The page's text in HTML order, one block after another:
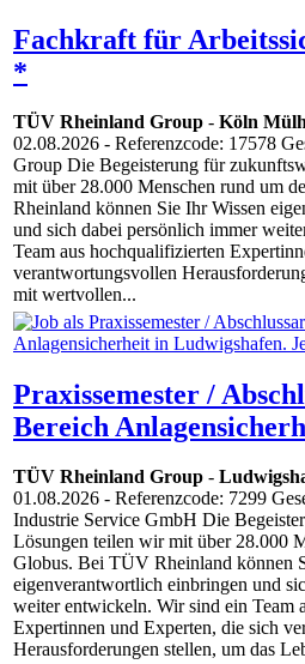
Fachkraft für
*
TÜV Rheinland Group - Köln
02.08.2026 - Referenzcode: 17578
Group Die Begeisterung für
mit über 28.000 Menschen rund um
Rheinland können Sie Ihr Wissen
und sich dabei persönlich immer
Team aus hochqualifizierten
verantwortungsvollen
mit wertvollen...
Praxissemester /
Bereich
TÜV Rheinland Group -
01.08.2026 - Referenzcode: 7299
Industrie Service GmbH Die
Lösungen teilen wir mit über 28.000
Globus. Bei TÜV Rheinland können
eigenverantwortlich einbringen und
weiter entwickeln. Wir sind ein Team
Expertinnen und Experten, die sich
Herausforderungen stellen, um das